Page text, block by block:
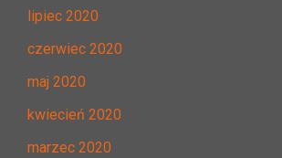
lipiec 2020
czerwiec 2020
maj 2020
kwiecień 2020
marzec 2020